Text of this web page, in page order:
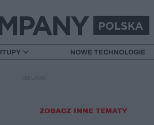
NOWE TECHNOLOGIE
ZOBACZ INNE TEMATY